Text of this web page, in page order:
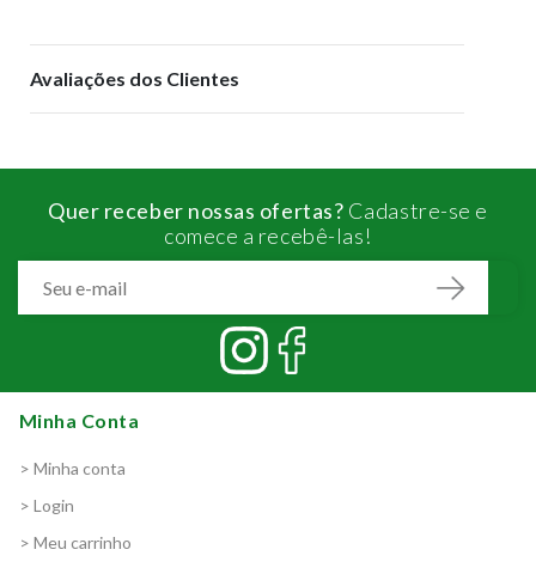
Avaliações dos Clientes
Quer receber nossas ofertas? Cadastre-se e
comece a recebê-las!
Minha Conta
> Minha conta
> Login
> Meu carrinho